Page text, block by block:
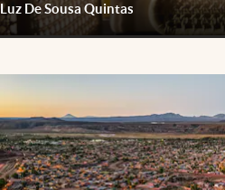
Luz De Sousa Quintas